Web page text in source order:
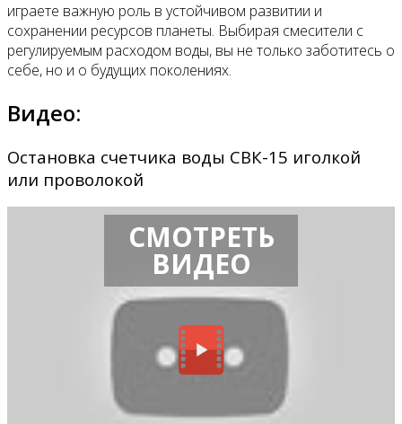
играете важную роль в устойчивом развитии и
сохранении ресурсов планеты. Выбирая смесители с
регулируемым расходом воды, вы не только заботитесь о
себе, но и о будущих поколениях.
Видео:
Остановка счетчика воды СВК-15 иголкой
или проволокой
СМОТРЕТЬ
ВИДЕО